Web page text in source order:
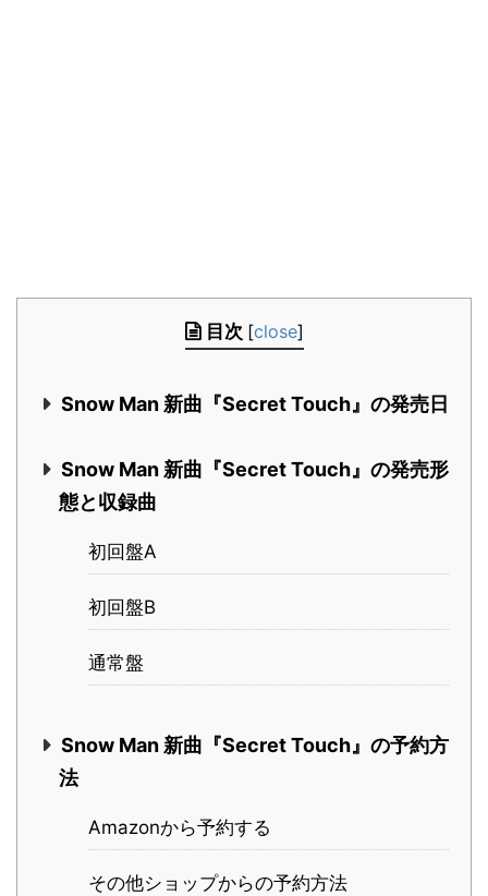
目次 [close]
Snow Man 新曲『Secret Touch』の発売日
Snow Man 新曲『Secret Touch』の発売形
態と収録曲
初回盤A
初回盤B
通常盤
Snow Man 新曲『Secret Touch』の予約方
法
Amazonから予約する
その他ショップからの予約方法